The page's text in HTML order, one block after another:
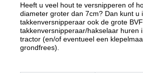
Heeft u veel hout te versnipperen of
diameter groter dan 7cm? Dan kunt u
takkenversnipperaar ook de grote BVF
takkenversnipperaar/hakselaar huren
tractor (en/of eventueel een
grondfrees).